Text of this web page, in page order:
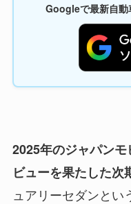
Googleで最新自動
2025年のジャパン
ビューを果たした次
ュアリーセダンと